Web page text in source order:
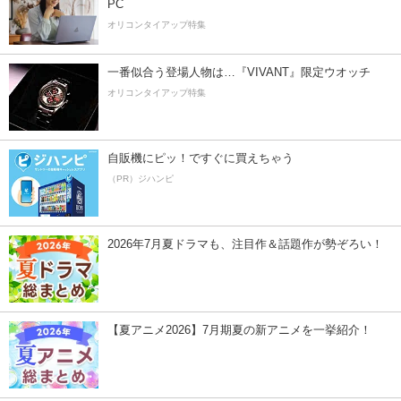
PC
オリコンタイアップ特集
一番似合う登場人物は…『VIVANT』限定ウオッチ
オリコンタイアップ特集
自販機にピッ！ですぐに買えちゃう
（PR）ジハンピ
2026年7月夏ドラマも、注目作＆話題作が勢ぞろい！
【夏アニメ2026】7月期夏の新アニメを一挙紹介！